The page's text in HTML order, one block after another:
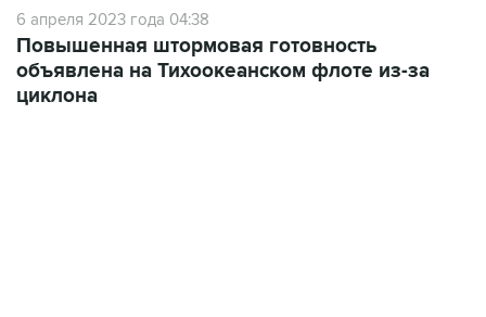
6 апреля 2023 года 04:38
Повышенная штормовая готовность
объявлена на Тихоокеанском флоте из-за
циклона